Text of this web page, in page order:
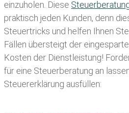
einzuholen. Diese
praktisch jeden Kunden, denn
Steuertricks und helfen Ihnen
Fällen übersteigt der
Kosten der Dienstleistung!
für eine Steuerberatung an
Steuererklärung ausfüllen: